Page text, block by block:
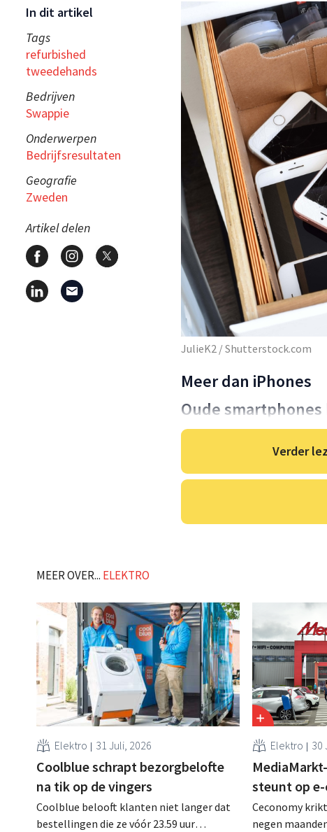
In dit artikel
Tags
refurbished
tweedehands
Bedrijven
Swappie
Onderwerpen
Bedrijfsresultaten
Geografie
Zweden
Artikel delen
JulieK2 / Shutterstock.com
Meer dan iPhones
Oude
Verder
MEER OVER... ELEKTRO
Elektro 31 Juli, 2026
Coolblue schrapt bezorgbelofte
na tik op de vingers
Coolblue belooft klanten niet langer dat
bestellingen die ze vóór 23.59 uur
Elektro 30
steunt op e-
Ceconomy
negen